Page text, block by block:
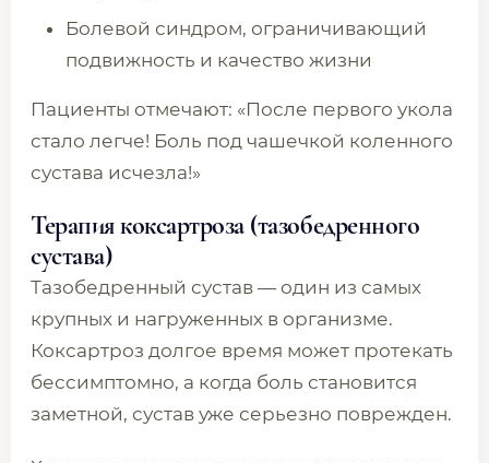
Болевой синдром, ограничивающий
подвижность и качество жизни
Пациенты отмечают: «После первого укола
стало легче! Боль под чашечкой коленного
сустава исчезла!»
Терапия коксартроза (тазобедренного
сустава)
Тазобедренный сустав — один из самых
крупных и нагруженных в организме.
Коксартроз долгое время может протекать
бессимптомно, а когда боль становится
заметной, сустав уже серьезно поврежден.